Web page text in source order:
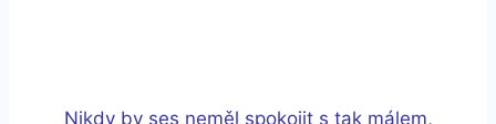
Nikdy by ses neměl spokojit s tak málem,